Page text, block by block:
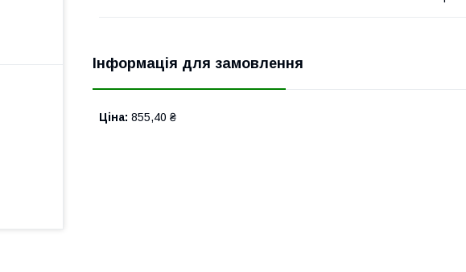
Інформація для замовлення
Ціна: 855,40 ₴